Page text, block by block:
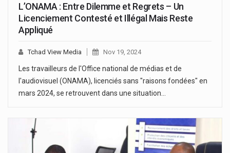
L’ONAMA : Entre Dilemme et Regrets – Un
Licenciement Contesté et Illégal Mais Reste
Appliqué
Tchad View Media Nov 19, 2024
Les travailleurs de l'Office national de médias et de
l'audiovisuel (ONAMA), licenciés sans "raisons fondées" en
mars 2024, se retrouvent dans une situation…